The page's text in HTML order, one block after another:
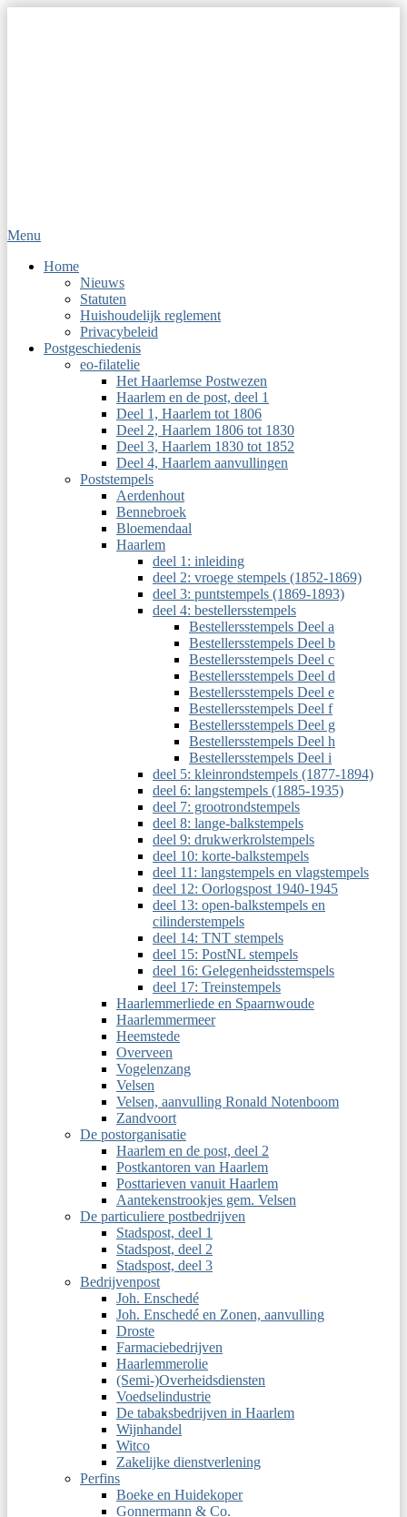
Menu
Primair
Home
Nieuws
Statuten
Huishoudelijk reglement
Privacybeleid
Postgeschiedenis
eo-filatelie
Het Haarlemse Postwezen
Haarlem en de post, deel 1
Deel 1, Haarlem tot 1806
Deel 2, Haarlem 1806 tot 1830
Deel 3, Haarlem 1830 tot 1852
Deel 4, Haarlem aanvullingen
Poststempels
Aerdenhout
Bennebroek
Bloemendaal
Haarlem
deel 1: inleiding
deel 2: vroege stempels (1852-1869)
deel 3: puntstempels (1869-1893)
deel 4: bestellersstempels
Bestellersstempels Deel a
Bestellersstempels Deel b
Bestellersstempels Deel c
Bestellersstempels Deel d
Bestellersstempels Deel e
Bestellersstempels Deel f
Bestellersstempels Deel g
Bestellersstempels Deel h
Bestellersstempels Deel i
deel 5: kleinrondstempels (1877-1894)
deel 6: langstempels (1885-1935)
deel 7: grootrondstempels
deel 8: lange-balkstempels
deel 9: drukwerkrolstempels
deel 10: korte-balkstempels
deel 11: langstempels en vlagstempels
deel 12: Oorlogspost 1940-1945
deel 13: open-balkstempels en
cilinderstempels
deel 14: TNT stempels
deel 15: PostNL stempels
deel 16: Gelegenheidsstemspels
deel 17: Treinstempels
Haarlemmerliede en Spaarnwoude
Haarlemmermeer
Heemstede
Overveen
Vogelenzang
Velsen
Velsen, aanvulling Ronald Notenboom
Zandvoort
De postorganisatie
Haarlem en de post, deel 2
Postkantoren van Haarlem
Posttarieven vanuit Haarlem
Aantekenstrookjes gem. Velsen
De particuliere postbedrijven
Stadspost, deel 1
Stadspost, deel 2
Stadspost, deel 3
Bedrijvenpost
Joh. Enschedé
Joh. Enschedé en Zonen, aanvulling
Droste
Farmaciebedrijven
Haarlemmerolie
(Semi-)Overheidsdiensten
Voedselindustrie
De tabaksbedrijven in Haarlem
Wijnhandel
Witco
Zakelijke dienstverlening
Perfins
Boeke en Huidekoper
Gonnermann & Co.